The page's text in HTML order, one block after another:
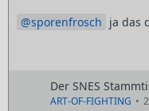
sporenfrosch ja das
Der SNES
ART-OF-FIGHTING